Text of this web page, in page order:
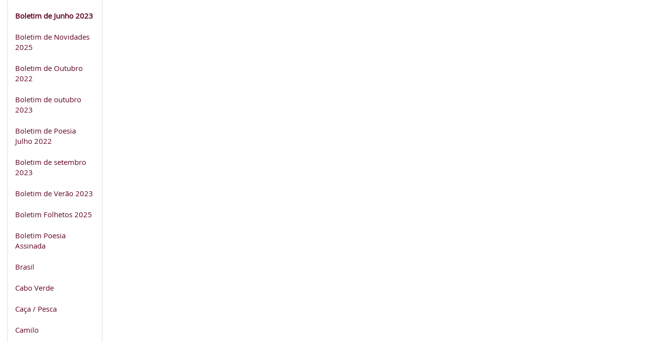
Boletim de Junho 2023
Boletim de Novidades
2025
Boletim de Outubro
2022
Boletim de outubro
2023
Boletim de Poesia
Julho 2022
Boletim de setembro
2023
Boletim de Verão 2023
Boletim Folhetos 2025
Boletim Poesia
Assinada
Brasil
Cabo Verde
Caça / Pesca
Camilo